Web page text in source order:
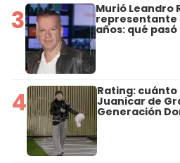
3 Murió Leandro
representante
años: qué pasó
4 Rating: cuánto
Juanicar de
Generación